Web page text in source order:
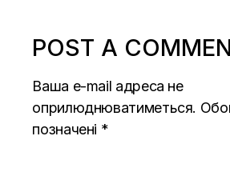
POST A
Ваша e-mail адреса не
оприлюднюватиметься.
позначені *